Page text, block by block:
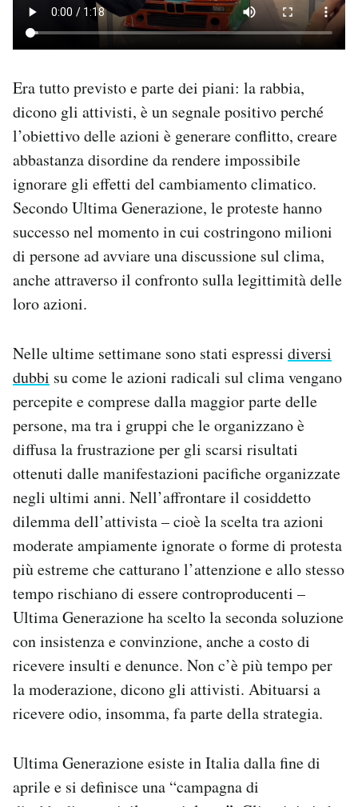
Era tutto previsto e parte dei piani: la rabbia,
dicono gli attivisti, è un segnale positivo perché
l’obiettivo delle azioni è generare conflitto, creare
abbastanza disordine da rendere impossibile
ignorare gli effetti del cambiamento climatico.
Secondo Ultima Generazione, le proteste hanno
successo nel momento in cui costringono milioni
di persone ad avviare una discussione sul clima,
anche attraverso il confronto sulla legittimità delle
loro azioni.
Nelle ultime settimane sono stati espressi diversi
dubbi su come le azioni radicali sul clima vengano
percepite e comprese dalla maggior parte delle
persone, ma tra i gruppi che le organizzano è
diffusa la frustrazione per gli scarsi risultati
ottenuti dalle manifestazioni pacifiche organizzate
negli ultimi anni. Nell’affrontare il cosiddetto
dilemma dell’attivista – cioè la scelta tra azioni
moderate ampiamente ignorate o forme di protesta
più estreme che catturano l’attenzione e allo stesso
tempo rischiano di essere controproducenti –
Ultima Generazione ha scelto la seconda soluzione
con insistenza e convinzione, anche a costo di
ricevere insulti e denunce. Non c’è più tempo per
la moderazione, dicono gli attivisti. Abituarsi a
ricevere odio, insomma, fa parte della strategia.
Ultima Generazione esiste in Italia dalla fine di
aprile e si definisce una “campagna di